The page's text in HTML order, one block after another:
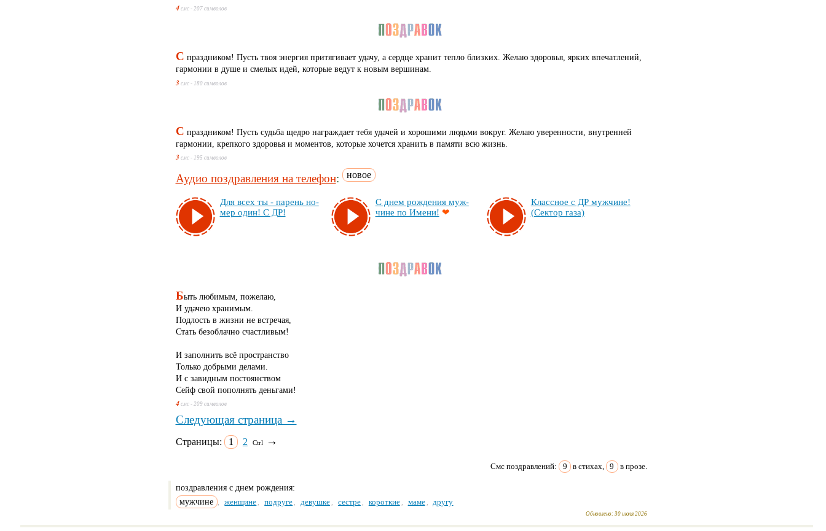
4смс - 207 символов
С праздником! Пусть твоя энергия притягивает удачу, а сердце хранит тепло близких. Желаю здоровья, ярких впечатлений,
гармонии в душе и смелых идей, которые ведут к новым вершинам.
3 смс - 180 символов
С праздником! Пусть судьба щедро награждает тебя удачей и хорошими людьми вокруг. Желаю уверенности, внутренней
гармонии, крепкого здоровья и моментов, которые хочется хранить в памяти всю жизнь.
3 смс - 195 символов
Аудио поздравления на телефон: новое
Для всех ты - па­рень но­
мер один! С ДР!
С днем рож­де­ния муж­
чи­не по Име­ни! ❤
Клас­сное с ДР муж­чи­не!
(Сек­тор га­за)
Быть любимым, пожелаю,
И удачею хранимым.
Подлость в жизни не встречая,
Стать безоблачно счастливым!
И заполнить всё пространство
Только добрыми делами.
И с завидным постоянством
Сейф свой пополнять деньгами!
4смс - 209 символов
Следующая страница →
Страницы: 1 2 Ctrl →
Смс поздравлений: 9 в стихах, 9 в прозе.
поздравления с днем рождения:
мужчине
женщине подруге девушке сестре короткие маме другу
Обновлено: 30 июля 2026